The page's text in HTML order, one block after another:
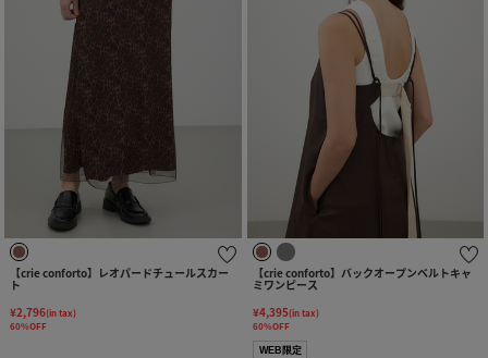
【crie conforto】レオパードチュールスカー
ト
¥2,796(in tax)
60%OFF
【crie conforto】バックオープンベルトキャ
ミワンピース
¥4,395(in tax)
60%OFF
WEB限定